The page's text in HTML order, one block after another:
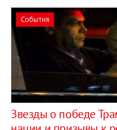
События
Звезды о победе